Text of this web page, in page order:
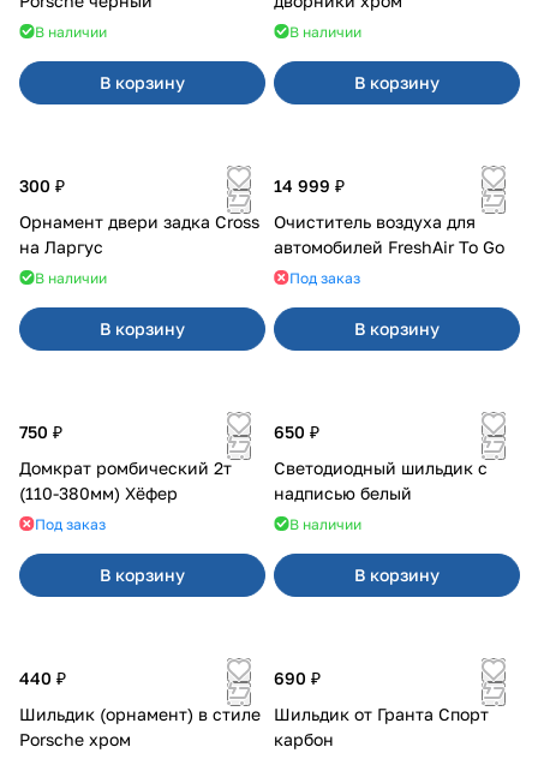
В наличии
В корзину
В наличии
В корзину
300 ₽
Орнамент двери задка Cross
на Ларгус
В наличии
В корзину
14 999 ₽
Очиститель воздуха для
автомобилей FreshAir To Go
Под заказ
В корзину
750 ₽
Домкрат ромбический 2т
(110-380мм) Хёфер
Под заказ
В корзину
650 ₽
Светодиодный шильдик с
надписью белый
В наличии
В корзину
440 ₽
Шильдик (орнамент) в стиле
Porsche хром
690 ₽
Шильдик от Гранта Спорт
карбон